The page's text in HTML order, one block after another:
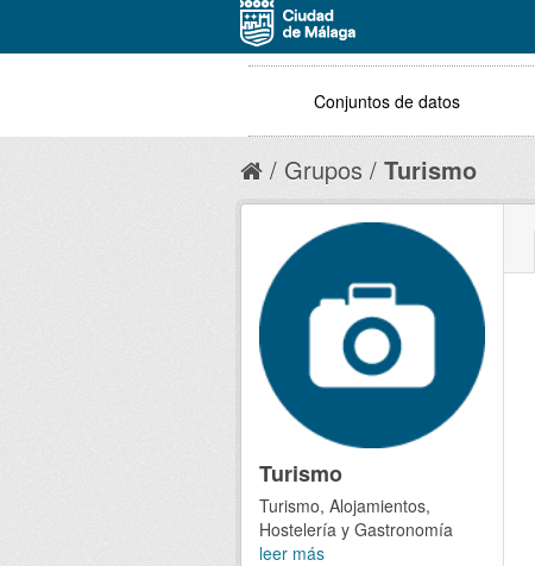
Conjuntos de datos
Grupos Turismo
Turismo
Turismo, Alojamientos,
Hostelería y Gastronomía
leer más